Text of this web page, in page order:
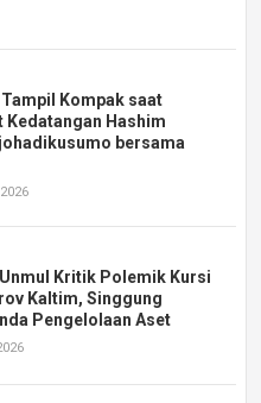
Tampil Kompak saat
Kedatangan Hashim
bersama
Kritik Polemik Kursi
Kaltim, Singgung
Pengelolaan Aset